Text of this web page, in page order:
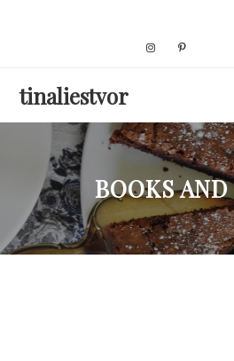
tinaliestvor
BOOKS